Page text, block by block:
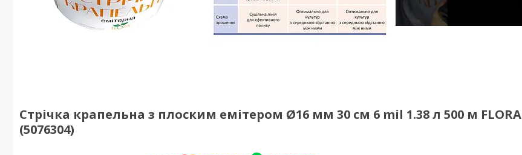
Стрічка крапельна з плоским емітером Ø16 мм 30 см 6 mil 1.38 л 500 м FLORA
(5076304)